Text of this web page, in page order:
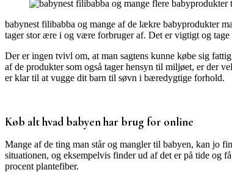
babynest filibabba og mange af de lækre babyprodukter
tager stor ære i og være forbruger af. Det er vigtigt og
Der er ingen tvivl om, at man sagtens kunne købe sig
af de produkter som også tager hensyn til miljøet, er der
er klar til at vugge dit barn til søvn i bæredygtige forhold.
Køb alt hvad babyen har brug for online
Mange af de ting man står og mangler til babyen, kan jo
situationen, og eksempelvis finder ud af det er på tide og
procent plantefiber.